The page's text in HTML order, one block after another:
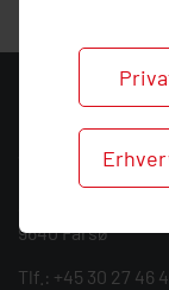
KONTAKT
Smøremanden A/
CVR: 39683717
9640 Farsø
Tlf.: +45 30 27 46